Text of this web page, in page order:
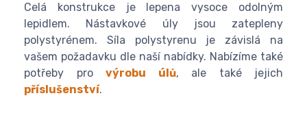
Celá konstrukce je lepena vysoce odolným
lepidlem. Nástavkové úly jsou zatepleny
polystyrénem. Síla polystyrenu je závislá na
vašem požadavku dle naší nabídky. Nabízíme také
potřeby pro výrobu úlů, ale také jejich
příslušenství.